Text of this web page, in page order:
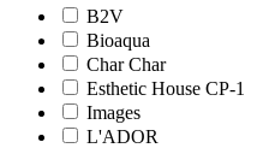
B2V
Bioaqua
Char Char
Esthetic House CP-1
Images
L'ADOR